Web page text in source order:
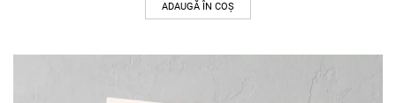
ADAUGĂ ÎN COȘ